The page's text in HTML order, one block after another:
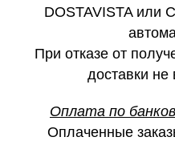
DOSTAVISTA или
При отказе от
доставки не
Оплата по
Оплаченные